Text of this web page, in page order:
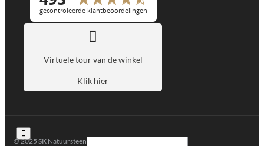
Virtuele tour van de winkel
Klik hier
© 2025 SK Natuursteen